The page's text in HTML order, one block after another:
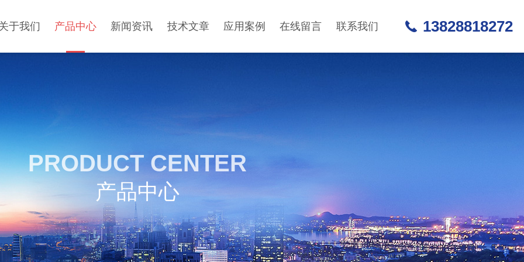
于我们 产品中心 新闻资讯 技术文章 应用案例 在线留言 联系我们 13828818272
PRODUCT CENTER
产品中心